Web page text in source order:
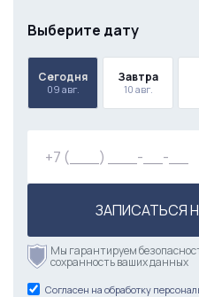
Выберите дату
Сегодня
09 авг.
Завтра
10 авг.
ЗАПИСАТЬСЯ
Мы гарантируем
сохранность ваших данных
Согласен на обработку